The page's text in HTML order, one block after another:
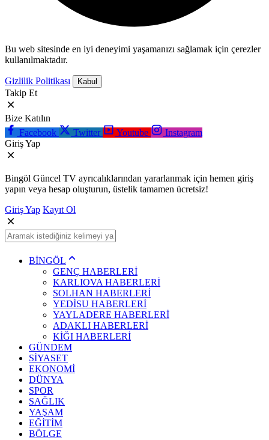
Bu web sitesinde en iyi deneyimi yaşamanızı sağlamak için çerezler
kullanılmaktadır.
Gizlilik Politikası Kabul
Takip Et
Bize Katılın
Facebook
Twitter Youtube
Instagram
Giriş Yap
Bingöl Güncel TV ayrıcalıklarından yararlanmak için hemen giriş
yapın veya hesap oluşturun, üstelik tamamen ücretsiz!
Giriş Yap Kayıt Ol
BİNGÖL
GENÇ HABERLERİ
KARLIOVA HABERLERİ
SOLHAN HABERLERİ
YEDİSU HABERLERİ
YAYLADERE HABERLERİ
ADAKLI HABERLERİ
KİĞI HABERLERİ
GÜNDEM
SİYASET
EKONOMİ
DÜNYA
SPOR
SAĞLIK
YAŞAM
EĞİTİM
BÖLGE